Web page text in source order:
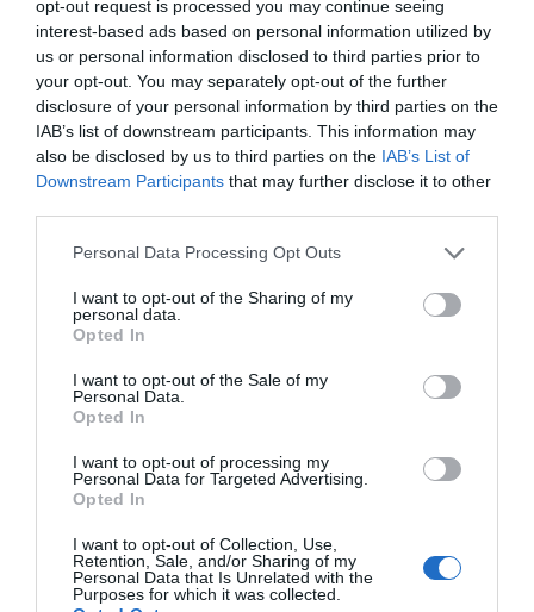
opt-out request is processed you may continue seeing
interest-based ads based on personal information utilized by
us or personal information disclosed to third parties prior to
your opt-out. You may separately opt-out of the further
disclosure of your personal information by third parties on the
IAB’s list of downstream participants. This information may
also be disclosed by us to third parties on the IAB’s List of
Downstream Participants that may further disclose it to other
Personal Data Processing Opt Outs
I want to opt-out of the Sharing of my
personal data.
Opted In
I want to opt-out of the Sale of my
Personal Data.
Opted In
I want to opt-out of processing my
Personal Data for Targeted Advertising.
Opted In
I want to opt-out of Collection, Use,
Retention, Sale, and/or Sharing of my
Personal Data that Is Unrelated with the
Purposes for which it was collected.
Índex2P
Ligue 1
sindicado de 224,5 millones de euros para cubrir las
facturas impagadas por los dos operadores, que
únicamente accedieron a pagar 47,5 millones de euros
como compensación.
2Playbookcomo fuente preferida de Google
de forma gratuita
Mantente informado con las últimas noticias de actualidad.
Compartir
Publicidad